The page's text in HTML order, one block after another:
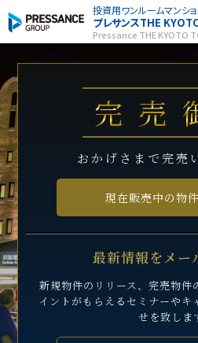
投資用ワンルームマンシ
プレサンスTHE
Pressance THE KYOTO
完売
おかげさまで完売
最新情報をメー
新規物件のリリース、完売物件
イントがもらえるセミナーやキ
せを致しま
現在販売中の物